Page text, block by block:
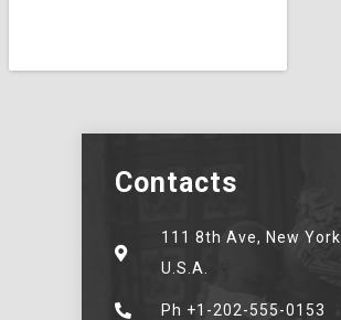
Contacts
111 8th Ave, New York
U.S.A.
Ph +1-202-555-0153